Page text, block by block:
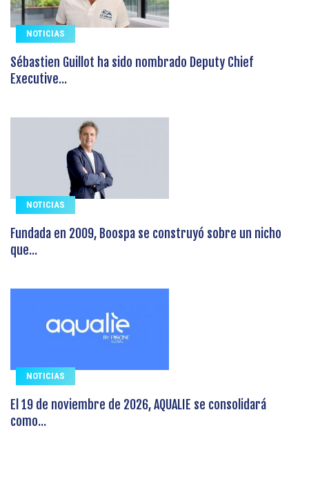
NOTICIAS
Sébastien Guillot ha sido nombrado Deputy Chief
Executive...
NOTICIAS
Fundada en 2009, Boospa se construyó sobre un nicho
que...
NOTICIAS
El 19 de noviembre de 2026, AQUALIE se consolidará
como...